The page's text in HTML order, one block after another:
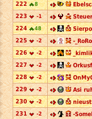
222
8
223
-1
224
48
225
-2
-
226
-2
227
-2
228
-2
229
-2
Asi
230
-2
231
-2
-